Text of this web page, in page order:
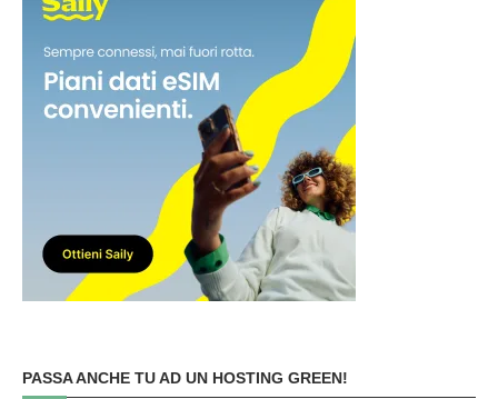
PASSA ANCHE TU AD UN HOSTING GREEN!